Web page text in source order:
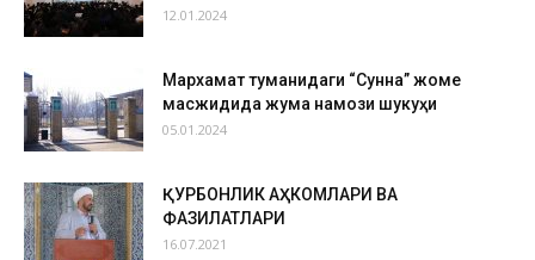
12.01.2024
Мархамат туманидаги “Сунна” жоме
масжидида жума намози шукуҳи
05.01.2024
ҚУРБОНЛИК АҲКОМЛАРИ ВА
ФАЗИЛАТЛАРИ
16.07.2021